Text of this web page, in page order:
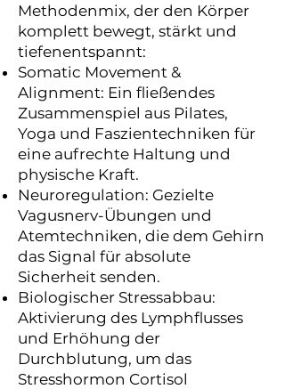
Methodenmix, der den Körper
komplett bewegt, stärkt und
tiefenentspannt:
Somatic Movement &
Alignment: Ein fließendes
Zusammenspiel aus Pilates,
Yoga und Faszientechniken für
eine aufrechte Haltung und
physische Kraft.
Neuroregulation: Gezielte
Vagusnerv-Übungen und
Atemtechniken, die dem Gehirn
das Signal für absolute
Sicherheit senden.
Biologischer Stressabbau:
Aktivierung des Lymphflusses
und Erhöhung der
Durchblutung, um das
Stresshormon Cortisol